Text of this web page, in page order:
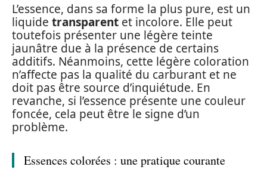
L’essence, dans sa forme la plus pure, est un
liquide transparent et incolore. Elle peut
toutefois présenter une légère teinte
jaunâtre due à la présence de certains
additifs. Néanmoins, cette légère coloration
n’affecte pas la qualité du carburant et ne
doit pas être source d’inquiétude. En
revanche, si l’essence présente une couleur
foncée, cela peut être le signe d’un
problème.
Essences colorées : une pratique courante